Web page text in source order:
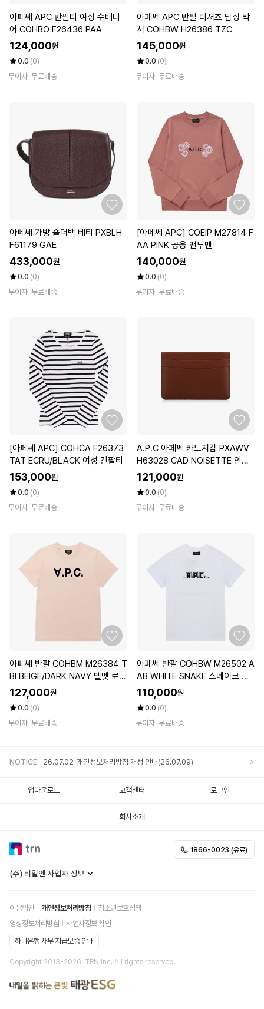
아페쎄 APC 반팔티 여성 수베니
어 COHBO F26436 PAA
124,000원
0.0 (0)
무이자 무료배송
아페쎄 APC 반팔 티셔츠 남성 박
시 COHBW H26386 TZC
145,000원
0.0 (0)
무이자 무료배송
아페쎄 가방 숄더백 베티 PXBLH
F61179 GAE
433,000원
0.0 (0)
무이자 무료배송
[아페쎄 APC] COEIP M27814 F
AA PINK 공용 맨투맨
140,000원
0.0 (0)
무이자 무료배송
[아페쎄 APC] COHCA F26373
TAT ECRU/BLACK 여성 긴팔티
153,000원
0.0 (0)
무이자 무료배송
A.P.C 아페쎄 카드지갑 PXAWV
H63028 CAD NOISETTE 안드
레 여성카드지갑
121,000원
0.0 (0)
무이자 무료배송
아페쎄 반팔 COHBM M26384 T
BI BEIGE/DARK NAVY 벨벳 로고
스탠다드 그랜드 남성반팔티 여성
반팔티
127,000원
0.0 (0)
무이자 무료배송
아페쎄 반팔 COHBW M26502 A
AB WHITE SNAKE 스네이크 남
자반팔 여자반팔
110,000원
0.0 (0)
무이자 무료배송
NOTICE 26.07.02 개인정보처리방침 개정 안내(26.07.09)
앱다운로드 고객센터 로그인
회사소개
(주) 티알엔 사업자 정보
이용약관 개인정보처리방침
청소년보호정책
영상정보처리방침
사업자정보 확인
하나은행 채무 지급보증 안내
Copyright 2013-2026. TRN Inc. All rights reserved.
1866-0023 (유료)